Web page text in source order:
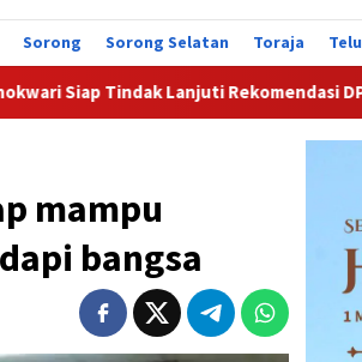
Sorong Sorong Selatan Toraja
Lanjuti Rekomendasi DPRK Demi
mampu
bangsa